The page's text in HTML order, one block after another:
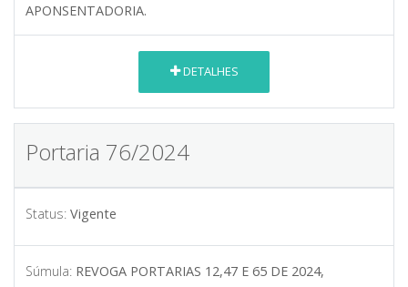
APONSENTADORIA.
DETALHES
Portaria 76/2024
Status: Vigente
Súmula: REVOGA PORTARIAS 12,47 E 65 DE 2024,